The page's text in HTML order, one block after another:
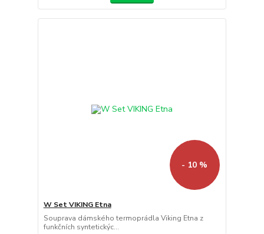
- 10 %
W Set VIKING Etna
Souprava dámského termoprádla Viking Etna z
funkčních syntetickýc...